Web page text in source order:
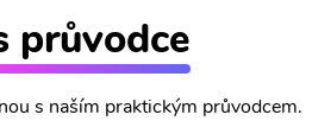
průvodce
s naším praktickým průvodcem.